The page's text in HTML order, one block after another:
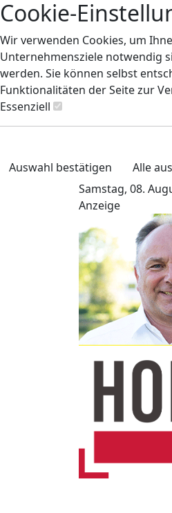
Cookie-
Wir verwenden Cookies, um
Unternehmensziele notwendig
werden. Sie können selbst
Funktionalitäten der Seite zur
Essenziell
Auswahl bestätigen
Alle
Samstag, 08.
Anzeige